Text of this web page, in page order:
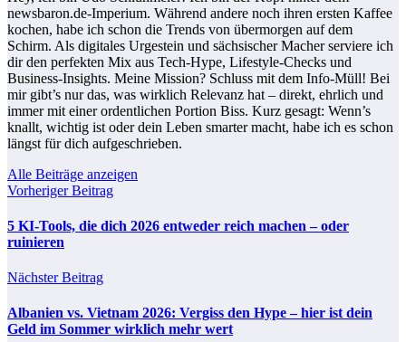
newsbaron.de-Imperium. Während andere noch ihren ersten Kaffee
kochen, habe ich schon die Trends von übermorgen auf dem
Schirm. Als digitales Urgestein und sächsischer Macher serviere ich
dir den perfekten Mix aus Tech-Hype, Lifestyle-Checks und
Business-Insights. Meine Mission? Schluss mit dem Info-Müll! Bei
mir gibt’s nur das, was wirklich Relevanz hat – direkt, ehrlich und
immer mit einer ordentlichen Portion Biss. Kurz gesagt: Wenn’s
knallt, wichtig ist oder dein Leben smarter macht, habe ich es schon
längst für dich aufgeschrieben.
Alle Beiträge anzeigen
Vorheriger Beitrag
5 KI-Tools, die dich 2026 entweder reich machen – oder
ruinieren
Nächster Beitrag
Albanien vs. Vietnam 2026: Vergiss den Hype – hier ist dein
Geld im Sommer wirklich mehr wert